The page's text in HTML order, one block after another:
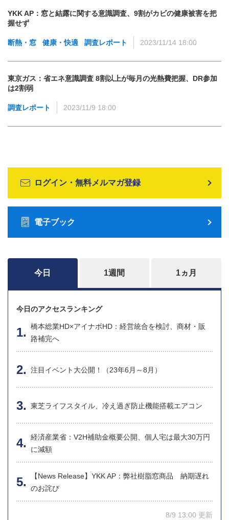
YKK AP：窓と結露に関する意識調査、9割がカビの健康被害を把
握せず
断熱・窓 健康・快適 調査レポート 2023/11/14 18:00
東京ガス：省エネ意識調査 8割以上が毎月の光熱費把握、DR参加
は2割弱
調査レポート 2023/11/9 18:00
ログイン・無料メルマガ登録
電子ブック
今日 1週間 1ヵ月
今日のアクセスランキング
橋本総業HD×アイナボHD：経営統合を検討、商材・販
路補完へ
注目イベント大公開！（23年6月～8月）
東芝ライフスタイル、冷え過ぎ防止機能搭載エアコン
経済産業省：V2H補助金概要公開、個人宅は最大30万円
に減額
【News Release】YKK AP：弊社樹脂窓商品 納期遅れ
のお詫び
8/9 13:00 更新